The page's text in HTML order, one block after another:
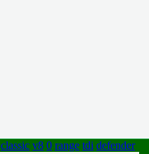
classic v8 0 range tdi defender